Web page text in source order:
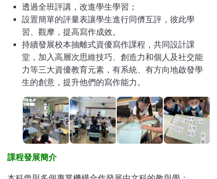
透過全班評講，改進學生學習；
設置簡單的評量表讓學生進行同儕互評，彼此學
習、觀摩，提高寫作成效。
持續發展校本抽離式資優寫作課程，共同設計課
堂，加入高層次思維技巧、創造力和個人及社交能
力等三大資優教育元素，有系統、有方向地啟發學
生的創意，提升他們的寫作能力。
課程發展簡介